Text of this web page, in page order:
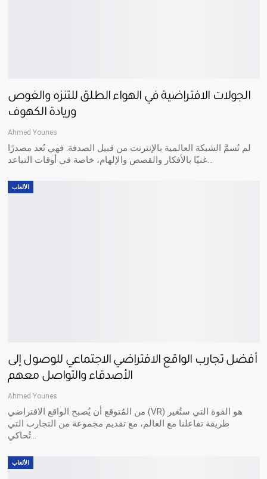
الجولات الافتراضية في الهواء الطلق للتنزه والغوص
وريادة الكهوف
Ahmed Younes
لم تُسمَّ الشبكة العالمية بالإنترنت من قبيل الصدفة. فهي تُعد مصدرًا
غنيًا بالأفكار والقصص والإلهام، خاصة في أوقات التباعد…
الألعاب
أفضل تجارب الواقع الافتراضي الاجتماعي للوصول إلى
الأصدقاء والتواصل معهم
Ahmed Younes
من المُتوقع أن يُصبح الواقع الافتراضي (VR) هو القوة التي ستُغير
طريقة تفاعلنا مع العالم، مع تقديم مجموعة من التجارب التي
تُحاكي…
الألعاب